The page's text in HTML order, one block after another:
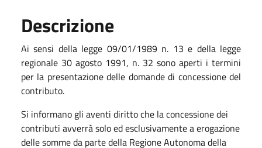
Descrizione
Ai sensi della legge 09/01/1989 n. 13 e della legge
regionale 30 agosto 1991, n. 32 sono aperti i termini
per la presentazione delle domande di concessione del
contributo.
Si informano gli aventi diritto che la concessione dei
contributi avverrà solo ed esclusivamente a erogazione
delle somme da parte della Regione Autonoma della